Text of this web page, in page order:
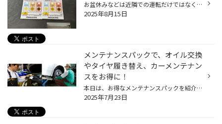
お盆休みなどは近隣での運転だけではなく、長距離のドライブも多かったのではないでしょうか？ 長期のお出かけでお車を使用した後は、「エンジンオイル」の交換時期かもしれません。 お車のリフレッシュも兼ねて、コクピット・タイヤ館でエンジンオイル交換しませんか？ 【エンジンオイル交換しない...
2025年8月15日
メンテナンスパックで、オイル交換
やタイヤ履き替え、カーメンテナン
スをお得に！
本日は、お得なメンテナンスパックを紹介します。 メンテナンスパックって結構高額なイメージをお持ちのお客様も多いと思いますが、 コクピット・タイヤ館のメンテナンスパックは、 手軽に、日常的なおクルマのメンテナンスをカバーする内容になっておりますので、 是非、一度ご検討ください！ コク...
2025年7月23日